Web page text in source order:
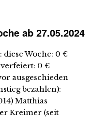
ab 27.05.2024
diese Woche: 0 €
0 €
ausgeschieden
bezahlen):
Matthias
Kreimer (seit